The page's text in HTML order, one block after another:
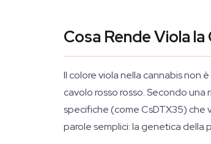
Cosa Rende Viola la
Il colore viola nella cannabis non
cavolo rosso rosso. Secondo
specifiche (come CsDTX35)
parole semplici: la genetica